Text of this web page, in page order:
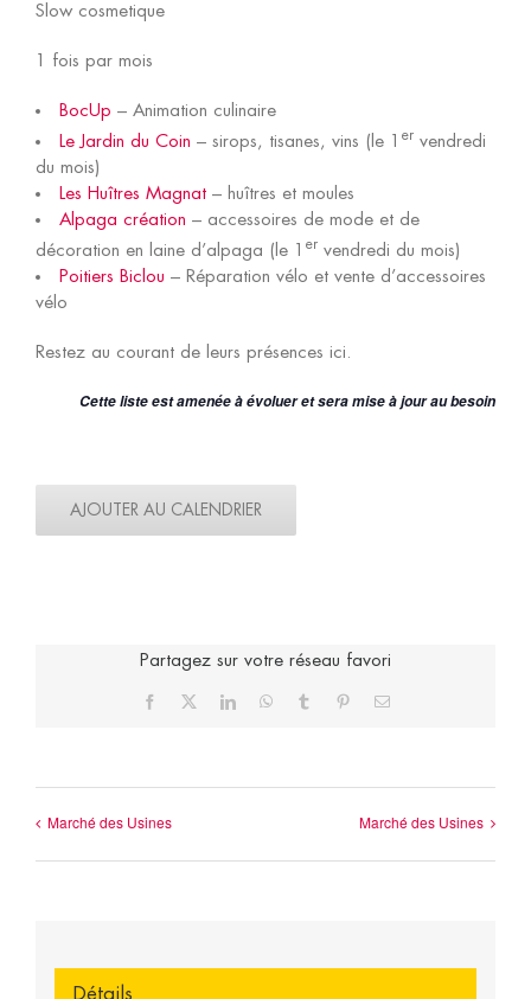
Slow cosmetique
1 fois par mois
BocUp – Animation culinaire
Le Jardin du Coin – sirops, tisanes, vins (le 1 er vendredi
du mois)
Les Huîtres Magnat– huîtres et moules
Alpaga création – accessoires de mode et de
décoration en laine d’alpaga (le 1
er vendredi du mois)
Poitiers Biclou – Réparation vélo et vente d’accessoires
vélo
Restez au courant de leurs présences ici.
Cette liste est amenée à évoluer et sera mise à jour au besoin
AJOUTER AU CALENDRIER
Partagez sur votre réseau favori
Facebook
X LinkedInWhatsApp
TumblrPinterestEmail
Marché des Usines Marché des Usines
Détails